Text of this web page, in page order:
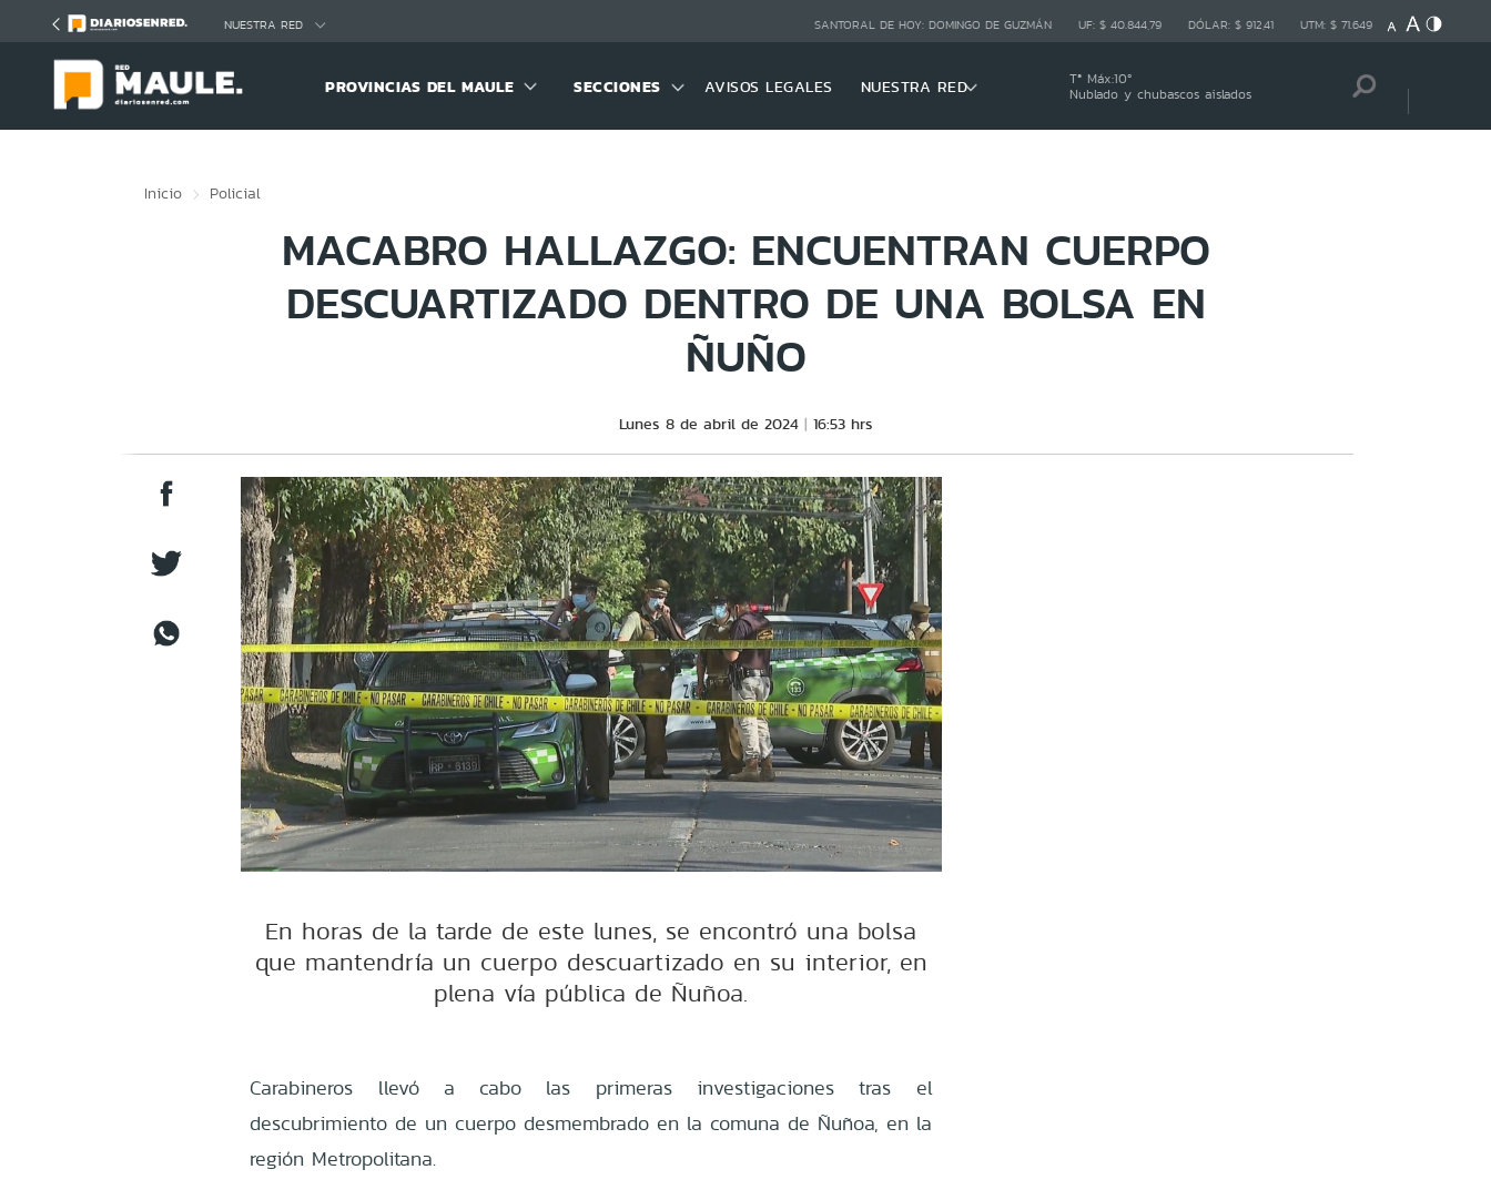
NUESTRA RED SANTORAL DE HOY: DOMINGO DE GUZMÁN UF: $ 40.844,79 DÓLAR: $ 912,41 UTM: $ 71.649
PROVINCIAS DEL MAULE SECCIONES AVISOS LEGALES NUESTRA RED Tª Máx:10º
Nublado y chubascos aislados
Inicio Policial
MACABRO HALLAZGO: ENCUENTRAN CUERPO
DESCUARTIZADO DENTRO DE UNA BOLSA EN
ÑUÑO
Lunes 8 de abril de 2024 16:53 hrs
En horas de la tarde de este lunes, se encontró una bolsa
que mantendría un cuerpo descuartizado en su interior, en
plena vía pública de Ñuñoa.
Carabineros llevó a cabo las primeras investigaciones tras el
descubrimiento de un cuerpo desmembrado en la comuna de Ñuñoa, en la
región Metropolitana.